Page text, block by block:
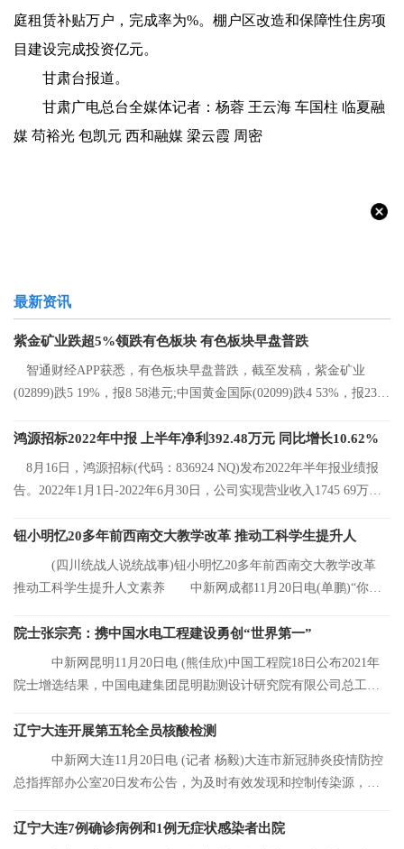
庭租赁补贴万户，完成率为%。棚户区改造和保障性住房项
目建设完成投资亿元。
甘肃台报道。
甘肃广电总台全媒体记者：杨蓉 王云海 车国柱 临夏融
媒 苟裕光 包凯元 西和融媒 梁云霞 周密
最新资讯
紫金矿业跌超5%领跌有色板块 有色板块早盘普跌
智通财经APP获悉，有色板块早盘普跌，截至发稿，紫金矿业
(02899)跌5 19%，报8 58港元;中国黄金国际(02099)跌4 53%，报23 2
鸿源招标2022年中报 上半年净利392.48万元 同比增长10.62%
8月16日，鸿源招标(代码：836924 NQ)发布2022年半年报业绩报
告。2022年1月1日-2022年6月30日，公司实现营业收入1745 69万
钮小明忆20多年前西南交大教学改革 推动工科学生提升人
(四川统战人说统战事)钮小明忆20多年前西南交大教学改革
推动工科学生提升人文素养 中新网成都11月20日电(单鹏)“你们
院士张宗亮：携中国水电工程建设勇创“世界第一”
中新网昆明11月20日电 (熊佳欣)中国工程院18日公布2021年
院士增选结果，中国电建集团昆明勘测设计研究院有限公司总工程
辽宁大连开展第五轮全员核酸检测
中新网大连11月20日电 (记者 杨毅)大连市新冠肺炎疫情防控
总指挥部办公室20日发布公告，为及时有效发现和控制传染源，结
辽宁大连7例确诊病例和1例无症状感染者出院